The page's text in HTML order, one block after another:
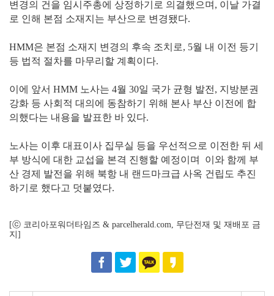
변경의 건을 임시주총에 상정하기로 의결했으며, 이날 가결
로 인해 본점 소재지는 부산으로 변경됐다.
HMM은 본점 소재지 변경의 후속 조치로, 5월 내 이전 등기
등 법적 절차를 마무리할 계획이다.
이에 앞서 HMM 노사는 4월 30일 국가 균형 발전, 지방분권
강화 등 사회적 대의에 동참하기 위해 본사 부산 이전에 합
의했다는 내용을 발표한 바 있다.
노사는 이후 대표이사 집무실 등을 우선적으로 이전한 뒤 세
부 방식에 대한 교섭을 본격 진행할 예정이며 이와 함께 부
산 경제 발전을 위해 북항 내 랜드마크급 사옥 건립도 추진
하기로 했다고 덧붙였다.
[ⓒ 코리아포워더타임즈 & parcelherald.com, 무단전재 및 재배포 금
지]